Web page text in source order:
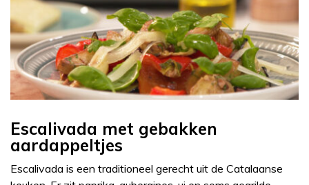
Escalivada met gebakken
aardappeltjes
Escalivada is een traditioneel gerecht uit de Catalaanse